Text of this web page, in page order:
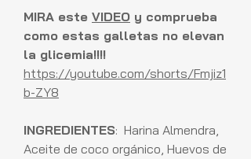
MIRA este VIDEO y comprueba
como estas galletas no elevan
la glicemia!!!!
https://youtube.com/shorts/Fmjiz1
b-ZY8
INGREDIENTES: Harina Almendra,
Aceite de coco orgánico, Huevos de